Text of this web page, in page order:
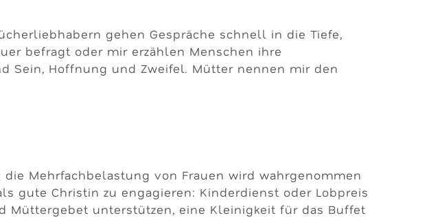
gehen Gespräche schnell in die Tiefe,
befragt oder mir erzählen Menschen ihre
Sein, Hoffnung und Zweifel. Mütter nennen mir den
Mehrfachbelastung von Frauen wird wahrgenommen
gute Christin zu engagieren: Kinderdienst oder Lobpreis
Müttergebet unterstützen, eine Kleinigkeit für das Buffet